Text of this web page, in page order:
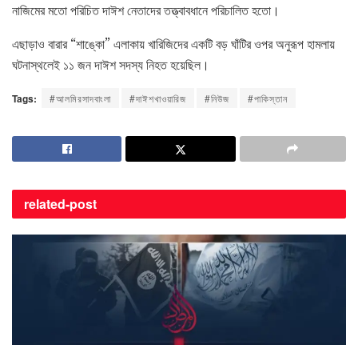
নাজিমের মতো পরিচিত দাঈশ নেতাদের তত্ত্বাবধানে পরিচালিত হতো।
এছাড়াও বারার “শাঙ্কো” এলাকায় খারিজিদের একটি বড় ঘাঁটির ওপর অনুরূপ হামলায়
ঘটনাস্থলেই ১১ জন দাঈশ সদস্য নিহত হয়েছিল।
Tags: #আলমিরসাদবাংলা #দাঈশখাওয়ারিজ #নিউজ #পাকিস্তান
related-post